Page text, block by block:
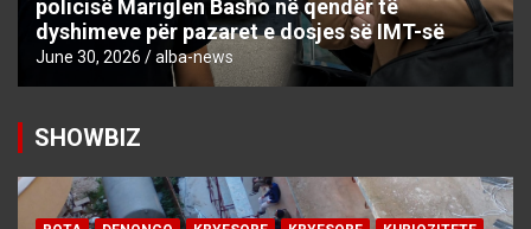
policisë Mariglen Basho në qendër të
dyshimeve për pazaret e dosjes së IMT-së
June 30, 2026 alba-news
SHOWBIZ